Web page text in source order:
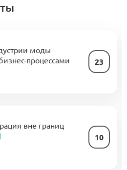
моды
процессами
23
вне границ
10